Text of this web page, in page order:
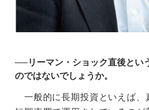
──リーマン・ショック直後とい
のではないでしょうか。
一般的に長期投資といえば、